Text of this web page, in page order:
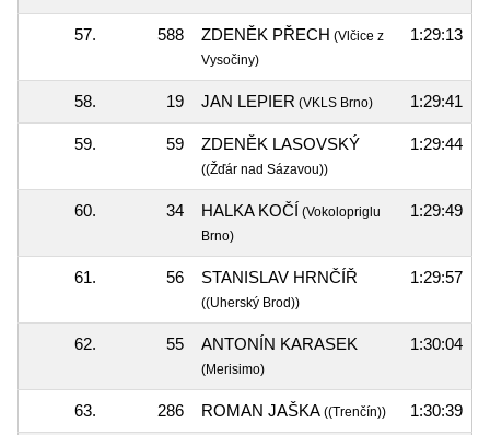
57. 588 ZDENĚK PŘECH (Vlčice z
Vysočiny)
1:29:13
58. 19 JAN LEPIER (VKLS Brno) 1:29:41
59. 59 ZDENĚK LASOVSKÝ
((Žďár nad Sázavou))
1:29:44
60. 34 HALKA KOČÍ (Vokolopriglu
Brno)
1:29:49
61. 56 STANISLAV HRNČÍŘ
((Uherský Brod))
1:29:57
62. 55 ANTONÍN KARASEK
(Merisimo)
1:30:04
63. 286 ROMAN JAŠKA ((Trenčín)) 1:30:39